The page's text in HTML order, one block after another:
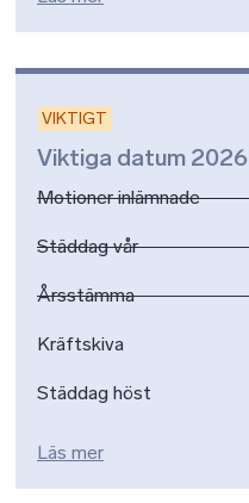
VIKTIGT
Viktiga datum 2026
Motioner inlämnade
Städdag vår
Årsstämma
Kräftskiva
Städdag höst
Läs mer